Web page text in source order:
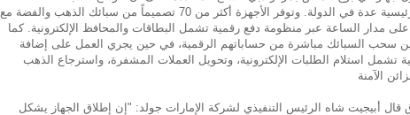
لتشمل مواقع رئيسية عدة في الدولة. وتوفر الأجهزة أكثر من 70 تصميماً من سبائك الذهب والفضة مع
على مدار الساعة عبر منظومة دفع رقمية تشمل البطاقات والمحافظ الإلكترونية. كما
سحب السبائك مباشرة من حساباتهم الرقمية، في حين يجري العمل على إضافة
تشمل استلام الطلبات الإلكترونية، وتحويل العملات المشفرة، واسترجاع الذهب
قال أبيجيت شاه الرئيس التنفيذي لشركة الإمارات جولد: "إن إطلاق الجهاز يشكل